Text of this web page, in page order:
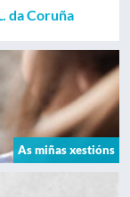
da Coruña
As miñas xestións